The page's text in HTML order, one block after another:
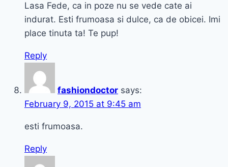
Lasa Fede, ca in poze nu se vede cate ai
indurat. Esti frumoasa si dulce, ca de obicei. Imi
place tinuta ta! Te pup!
Reply
fashiondoctor says:
February 9, 2015 at 9:45 am
esti frumoasa.
Reply